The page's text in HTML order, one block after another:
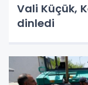
Vali Küçük,
dinledi